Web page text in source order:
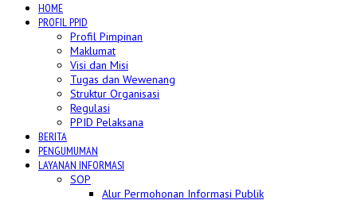
HOME
PROFIL PPID
Profil Pimpinan
Maklumat
Visi dan Misi
Tugas dan Wewenang
Struktur Organisasi
Regulasi
PPID Pelaksana
BERITA
PENGUMUMAN
LAYANAN INFORMASI
SOP
Alur Permohonan Informasi Publik